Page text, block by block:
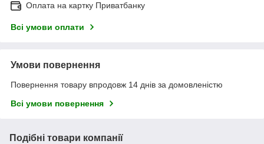
Оплата на картку Приватбанку
Всі умови оплати
Умови повернення
Повернення товару впродовж 14 днів за домовленістю
Всі умови повернення
Подібні товари компанії